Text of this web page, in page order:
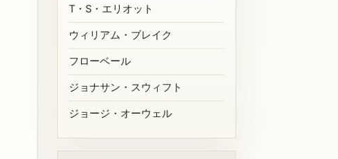
T・S・エリオット
ウィリアム・ブレイク
フローベール
ジョナサン・スウィフト
ジョージ・オーウェル